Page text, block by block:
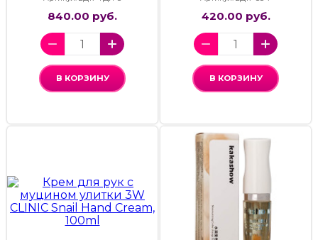
840.00 руб.
В КОРЗИНУ
420.00 руб.
В КОРЗИНУ